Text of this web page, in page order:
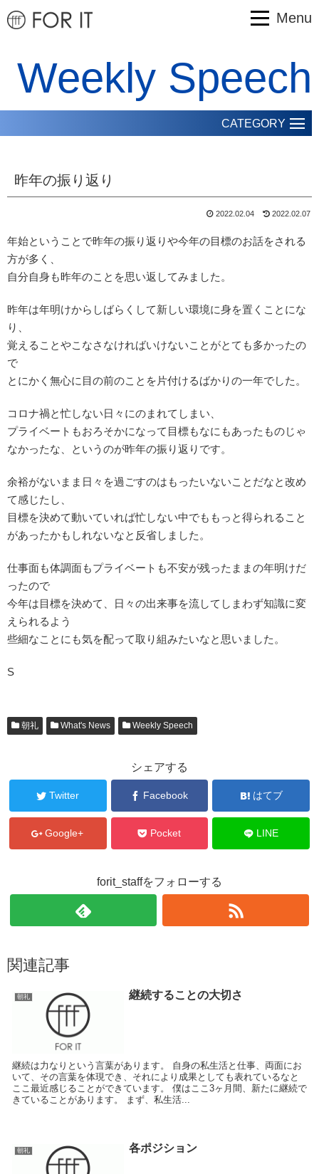
Menu
Weekly Speech
CATEGORY
昨年の振り返り
2022.02.04 2022.02.07
年始ということで昨年の振り返りや今年の目標のお話をされる
方が多く、
自分自身も昨年のことを思い返してみました。
昨年は年明けからしばらくして新しい環境に身を置くことにな
り、
覚えることやこなさなければいけないことがとても多かったの
で
とにかく無心に目の前のことを片付けるばかりの一年でした。
コロナ禍と忙しない日々にのまれてしまい、
プライベートもおろそかになって目標もなにもあったものじゃ
なかったな、というのが昨年の振り返りです。
余裕がないまま日々を過ごすのはもったいないことだなと改め
て感じたし、
目標を決めて動いていれば忙しない中でももっと得られること
があったかもしれないなと反省しました。
仕事面も体調面もプライベートも不安が残ったままの年明けだ
ったので
今年は目標を決めて、日々の出来事を流してしまわず知識に変
えられるよう
些細なことにも気を配って取り組みたいなと思いました。
S
朝礼 What's News Weekly Speech
シェアする
Twitter Facebook はてブ
Google+ Pocket LINE
forit_staffをフォローする
関連記事
朝礼 継続することの大切さ
継続は力なりという言葉があります。 自身の私生活と仕事、両面にお
いて、その言葉を体現でき、それにより成果としても表れているなと
ここ最近感じることができています。 僕はここ3ヶ月間、新たに継続で
きていることがあります。 まず、私生活...
朝礼 各ポジション